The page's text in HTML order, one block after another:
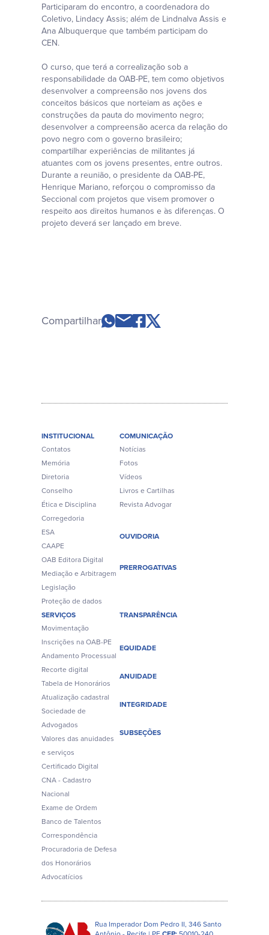
Participaram do encontro, a coordenadora do
Coletivo, Lindacy Assis; além de Lindnalva Assis e
Ana Albuquerque que também participam do
CEN.
O curso, que terá a correalização sob a
responsabilidade da OAB-PE, tem como objetivos
desenvolver a compreensão nos jovens dos
conceitos básicos que norteiam as ações e
construções da pauta do movimento negro;
desenvolver a compreensão acerca da relação do
povo negro com o governo brasileiro;
compartilhar experiências de militantes já
atuantes com os jovens presentes, entre outros.
Durante a reunião, o presidente da OAB-PE,
Henrique Mariano, reforçou o compromisso da
Seccional com projetos que visem promover o
respeito aos direitos humanos e às diferenças. O
projeto deverá ser lançado em breve.
Compartilhar
INSTITUCIONAL
Contatos
Memória
Diretoria
Conselho
Ética e Disciplina
Corregedoria
ESA
CAAPE
OAB Editora Digital
Mediação e Arbitragem
Legislação
Proteção de dados
COMUNICAÇÃO
Notícias
Fotos
Vídeos
Livros e Cartilhas
Revista Advogar
OUVIDORIA
PRERROGATIVAS
SERVIÇOS
Movimentação
Inscrições na OAB-PE
Andamento Processual
Recorte digital
Tabela de Honorários
Atualização cadastral
Sociedade de
Advogados
Valores das anuidades
e serviços
Certificado Digital
CNA - Cadastro
Nacional
Exame de Ordem
Banco de Talentos
Correspondência
Procuradoria de Defesa
dos Honorários
Advocatícios
TRANSPARÊNCIA
EQUIDADE
ANUIDADE
INTEGRIDADE
SUBSEÇÕES
Rua Imperador Dom Pedro II, 346 Santo